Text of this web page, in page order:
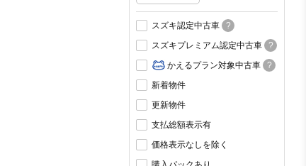
スズキ認定中古車
?
スズキプレミアム認定中古車
?
かえるプラン対象中古車
?
新着物件
更新物件
支払総額表示有
価格表示なしを除く